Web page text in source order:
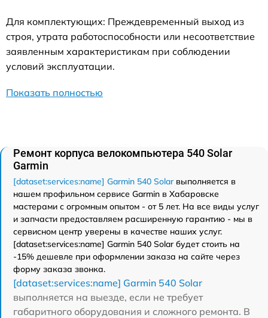
Для комплектующих: Преждевременный выход из
строя, утрата работоспособности или несоответствие
заявленным характеристикам при соблюдении
условий эксплуатации.
Показать полностью
Ремонт корпуса велокомпьютера 540 Solar
Garmin
[dataset:services:name] Garmin 540 Solarвыполняется в
нашем профильном сервисе Garmin в Хабаровске
мастерами с огромным опытом - от 5 лет. На все виды услуг
и запчасти предоставляем расширенную гарантию - мы в
сервисном центр уверены в качестве наших услуг.
[dataset:services:name] Garmin 540 Solar будет стоить на
-15% дешевле при оформлении заказа на сайте через
форму заказа звонка.
[dataset:services:name] Garmin 540 Solar
выполняется на выезде, если не требует
габаритного оборудования и сложного ремонта. В